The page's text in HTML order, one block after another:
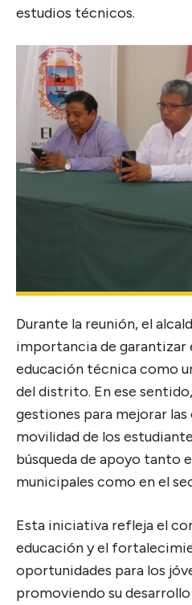
estudios técnicos.
Durante la reunión, el
importancia de garantizar
educación técnica como
del distrito. En ese
gestiones para mejorar
movilidad de los
búsqueda de apoyo tanto
municipales como en el
Esta iniciativa refleja el
educación y el
oportunidades para los
promoviendo su